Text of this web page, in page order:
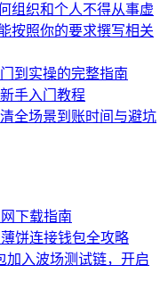
组织和个人不得从事虚
按照你的要求撰写相关
到实操的完整指南
手入门教程
全场景到账时间与避坑
下载指南
饼连接钱包全攻略
加入波场测试链，开启